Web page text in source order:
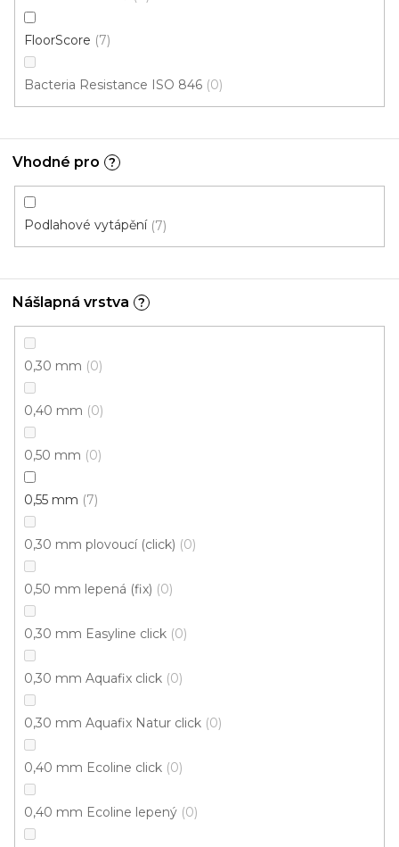
FloorScore 7
Bacteria Resistance ISO 846 0
Vhodné pro ?
Podlahové vytápění 7
Nášlapná vrstva ?
0,30 mm 0
0,40 mm 0
0,50 mm 0
0,55 mm 7
0,30 mm plovoucí (click) 0
0,50 mm lepená (fix) 0
0,30 mm Easyline click 0
0,30 mm Aquafix click 0
0,30 mm Aquafix Natur click 0
0,40 mm Ecoline click 0
0,40 mm Ecoline lepený 0
cena:
Fix Large D (lepená)
Cenový hit
Vinylová podlaha MODULEO ROOTS 55 EIR
Galtymore Oak 86851
749 Kč
cena:
od 233,62 Kč / 1 m2
Fix Large D (lepená) FIX 55 - Rybí kost (lepená)
Cenový hit